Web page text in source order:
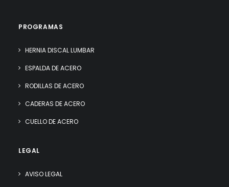
PROGRAMAS
HERNIA DISCAL LUMBAR
ESPALDA DE ACERO
RODILLAS DE ACERO
CADERAS DE ACERO
CUELLO DE ACERO
LEGAL
AVISO LEGAL